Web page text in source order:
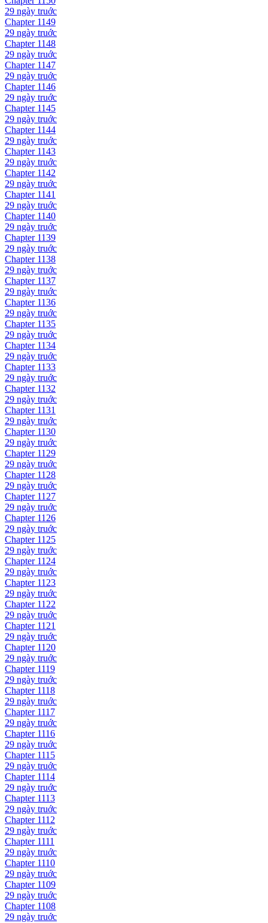
29 ngày truớc
Chapter 1149
29 ngày truớc
Chapter 1148
29 ngày truớc
Chapter 1147
29 ngày truớc
Chapter 1146
29 ngày truớc
Chapter 1145
29 ngày truớc
Chapter 1144
29 ngày truớc
Chapter 1143
29 ngày truớc
Chapter 1142
29 ngày truớc
Chapter 1141
29 ngày truớc
Chapter 1140
29 ngày truớc
Chapter 1139
29 ngày truớc
Chapter 1138
29 ngày truớc
Chapter 1137
29 ngày truớc
Chapter 1136
29 ngày truớc
Chapter 1135
29 ngày truớc
Chapter 1134
29 ngày truớc
Chapter 1133
29 ngày truớc
Chapter 1132
29 ngày truớc
Chapter 1131
29 ngày truớc
Chapter 1130
29 ngày truớc
Chapter 1129
29 ngày truớc
Chapter 1128
29 ngày truớc
Chapter 1127
29 ngày truớc
Chapter 1126
29 ngày truớc
Chapter 1125
29 ngày truớc
Chapter 1124
29 ngày truớc
Chapter 1123
29 ngày truớc
Chapter 1122
29 ngày truớc
Chapter 1121
29 ngày truớc
Chapter 1120
29 ngày truớc
Chapter 1119
29 ngày truớc
Chapter 1118
29 ngày truớc
Chapter 1117
29 ngày truớc
Chapter 1116
29 ngày truớc
Chapter 1115
29 ngày truớc
Chapter 1114
29 ngày truớc
Chapter 1113
29 ngày truớc
Chapter 1112
29 ngày truớc
Chapter 1111
29 ngày truớc
Chapter 1110
29 ngày truớc
Chapter 1109
29 ngày truớc
Chapter 1108
29 ngày truớc